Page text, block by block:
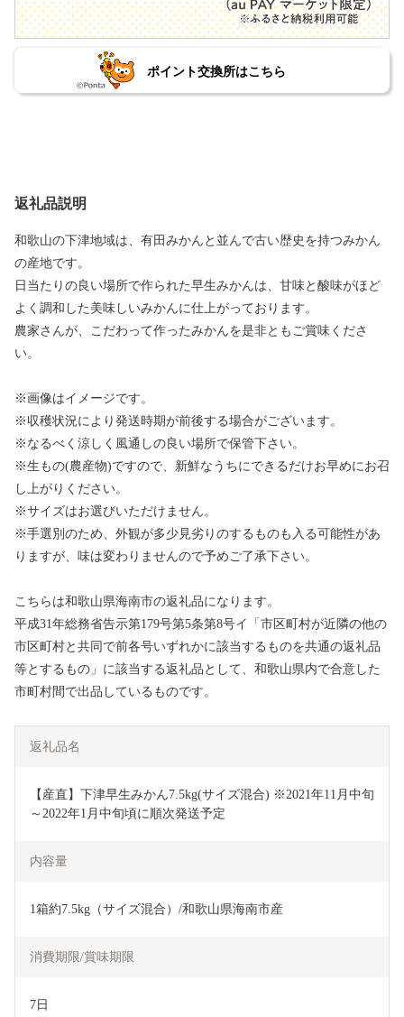
ポイント交換所はこちら
返礼品説明
和歌山の下津地域は、有田みかんと並んで古い歴史を持つみかん
の産地です。
日当たりの良い場所で作られた早生みかんは、甘味と酸味がほど
よく調和した美味しいみかんに仕上がっております。
農家さんが、こだわって作ったみかんを是非ともご賞味くださ
い。
※画像はイメージです。
※収穫状況により発送時期が前後する場合がございます。
※なるべく涼しく風通しの良い場所で保管下さい。
※生もの(農産物)ですので、新鮮なうちにできるだけお早めにお召
し上がりください。
※サイズはお選びいただけません。
※手選別のため、外観が多少見劣りのするものも入る可能性があ
りますが、味は変わりませんので予めご了承下さい。
こちらは和歌山県海南市の返礼品になります。
平成31年総務省告示第179号第5条第8号イ「市区町村が近隣の他の
市区町村と共同で前各号いずれかに該当するものを共通の返礼品
等とするもの」に該当する返礼品として、和歌山県内で合意した
市町村間で出品しているものです。
返礼品名
【産直】下津早生みかん7.5kg(サイズ混合) ※2021年11月中旬
～2022年1月中旬頃に順次発送予定
内容量
1箱約7.5kg（サイズ混合）/和歌山県海南市産
消費期限/賞味期限
7日